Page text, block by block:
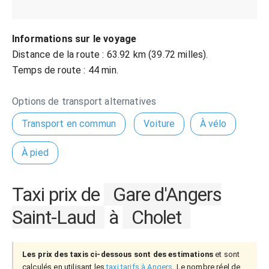
Informations sur le voyage
Distance de la route : 63.92 km (39.72 milles).
Temps de route : 44 min.
Options de transport alternatives
Transport en commun
Voiture À vélo
À pied
Taxi prix de
Gare d'Angers
Saint-Laud
à Cholet
Les prix des taxis ci-dessous sont des estimations et sont
calculés en utilisant lestaxi tarifs à Angers. Le nombre réel de